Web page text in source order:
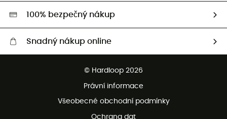
HardGreen
100% bezpečný nákup
Snadný nákup online
Bezplatné vrácení do 100 dnů
Bezplatná zákaznická služba
© Hardloop 2026
Právní informace
Všeobecné obchodní podmínky
Ochrana dat